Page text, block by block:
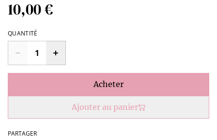
10,00 €
QUANTITÉ
Acheter
Ajouter au panier
PARTAGER